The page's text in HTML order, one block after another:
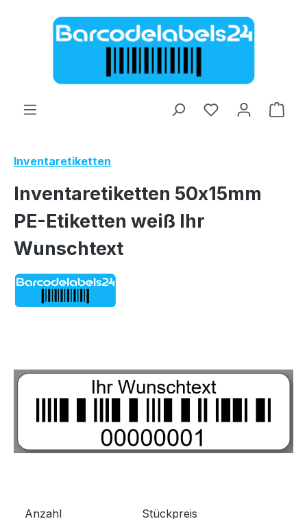
Zum Hauptinhalt springen
Inventaretiketten
Inventaretiketten 50x15mm
PE-Etiketten weiß Ihr
Wunschtext
Anzahl Stückpreis